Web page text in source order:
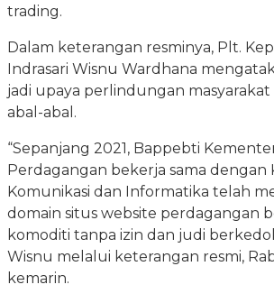
trading.
Dalam keterangan resminya, Plt.
Indrasari Wisnu Wardhana
jadi upaya perlindungan masyarakat
abal-abal.
“Sepanjang 2021, Bappebti
Perdagangan bekerja sama dengan
Komunikasi dan Informatika telah
domain situs website perdagangan
komoditi tanpa izin dan judi
Wisnu melalui keterangan resmi,
kemarin.